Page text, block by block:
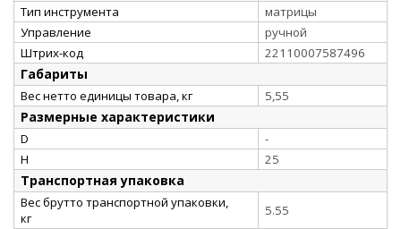
Тип инструмента
матрицы
Управление
ручной
Штрих-код
22110007587496
Габариты
Вес нетто единицы товара, кг 5,55
Размерные характеристики
D
-
H
25
Транспортная упаковка
Вес брутто транспортной упаковки,
кг
5.55